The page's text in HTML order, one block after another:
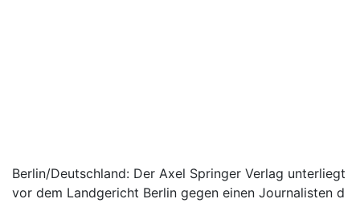
Berlin/Deutschland: Der Axel Springer Verlag unterliegt
vor dem Landgericht Berlin gegen einen Journalisten d